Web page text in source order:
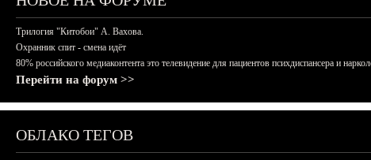
Трилогия "Китобои" А. Вахова.
Охранник спит - смена идёт
80% российского медиаконтента это телевидение для пациентов психдиспансера и
Перейти на форум >>
ОБЛАКО ТЕГОВ